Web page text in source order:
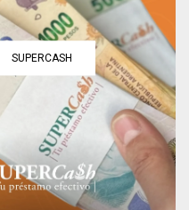
SUPERCASH